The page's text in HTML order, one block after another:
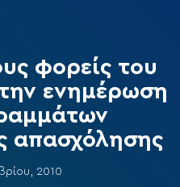
φορείς του
ενημέρωση
απασχόλησης
2010